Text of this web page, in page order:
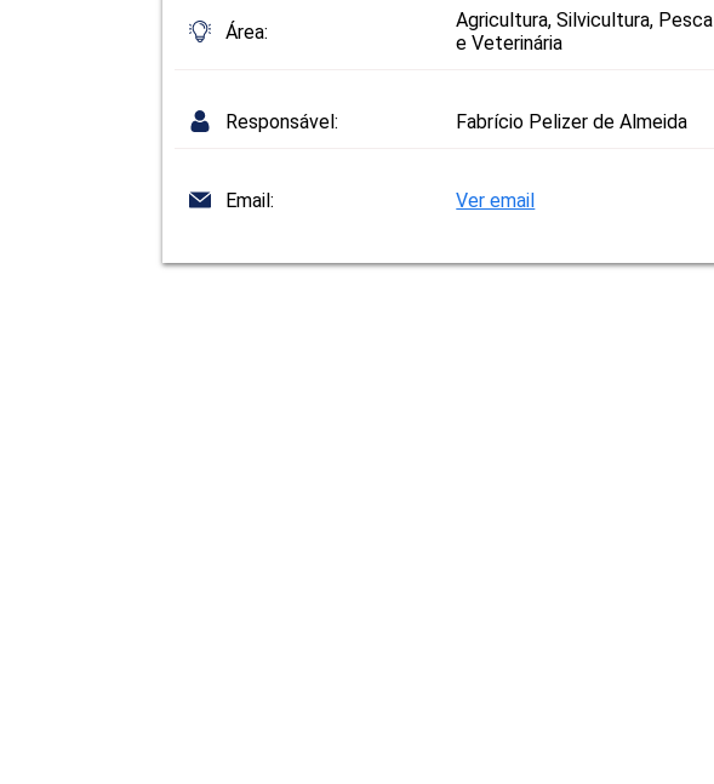
Área:
Agricultura, Silvicultura, Pesca
e Veterinária
Responsável: Fabrício Pelizer de Almeida
Email: Ver email